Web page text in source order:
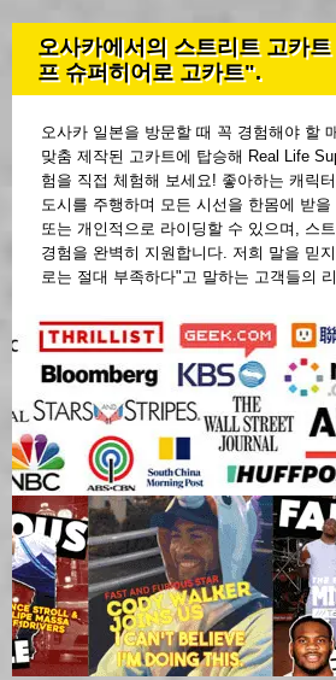
오사카에서의 스트리트 고카
프 슈퍼히어로 고카트".
오사카 일본을 방문할 때 꼭 경험해야 할
맞춤 제작된 고카트에 탑승해 Real Life
험을 직접 체험해 보세요! 좋아하는 캐릭
도시를 주행하며 모든 시선을 한몸에 받
또는 개인적으로 라이딩할 수 있으며, 스
경험을 완벽히 지원합니다. 저희 말을 믿
로는 절대 부족하다"고 말하는 고객들의